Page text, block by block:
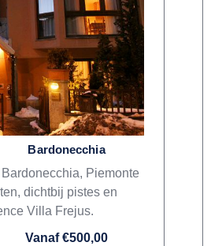
Bardonecchia
Piemonte
dichtbij pistes en
Villa Frejus.
Vanaf €500,00